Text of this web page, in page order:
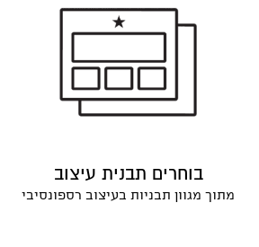
בוחרים תבנית עיצוב
מתוך מגוון תבניות בעיצוב רספונסיבי